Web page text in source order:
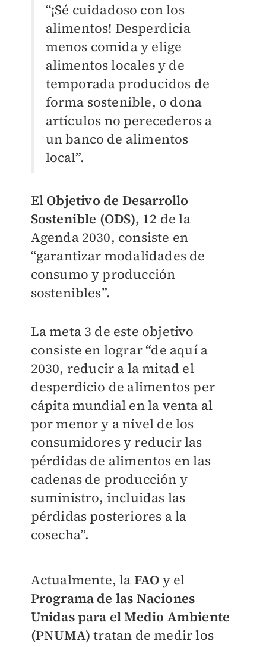
“¡Sé cuidadoso con los
alimentos! Desperdicia
menos comida y elige
alimentos locales y de
temporada producidos de
forma sostenible, o dona
artículos no perecederos a
un banco de alimentos
local”.
El Objetivo de Desarrollo
Sostenible (ODS), 12 de la
Agenda 2030, consiste en
“garantizar modalidades de
consumo y producción
sostenibles”.
La meta 3 de este objetivo
consiste en lograr “de aquí a
2030, reducir a la mitad el
desperdicio de alimentos per
cápita mundial en la venta al
por menor y a nivel de los
consumidores y reducir las
pérdidas de alimentos en las
cadenas de producción y
suministro, incluidas las
pérdidas posteriores a la
cosecha”.
Actualmente, la FAO y el
Programa de las Naciones
Unidas para el Medio Ambiente
(PNUMA) tratan de medir los